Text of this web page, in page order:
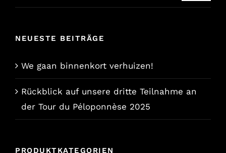
ursprüngliche
war:
aktuelle
lautet:
NEUESTE BEITRÄGE
We gaan binnenkort verhuizen!
Rückblick auf unsere dritte Teilnahme an
der Tour du Péloponnèse 2025
PRODUKTKATEGORIEN